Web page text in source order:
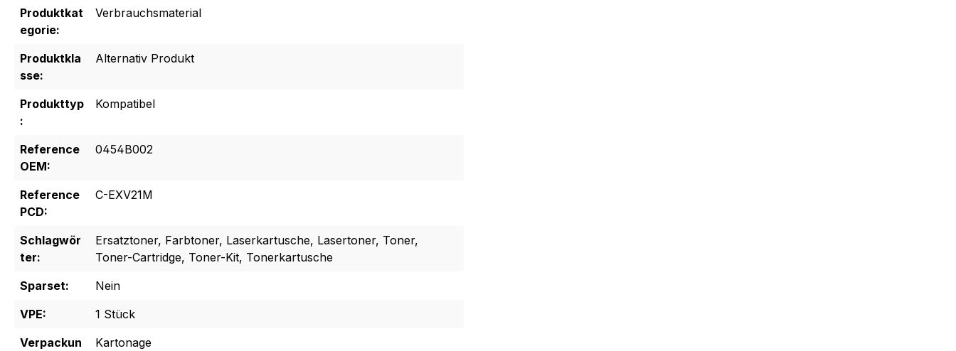
Produktkat
egorie:
Verbrauchsmaterial
Produktkla
sse:
Alternativ Produkt
Produkttyp
:
Kompatibel
Reference
OEM:
0454B002
Reference
PCD:
C-EXV21M
Schlagwör
ter:
Ersatztoner, Farbtoner, Laserkartusche, Lasertoner, Toner,
Toner-Cartridge, Toner-Kit, Tonerkartusche
Sparset:
Nein
VPE:
1 Stück
Verpackun
Kartonage